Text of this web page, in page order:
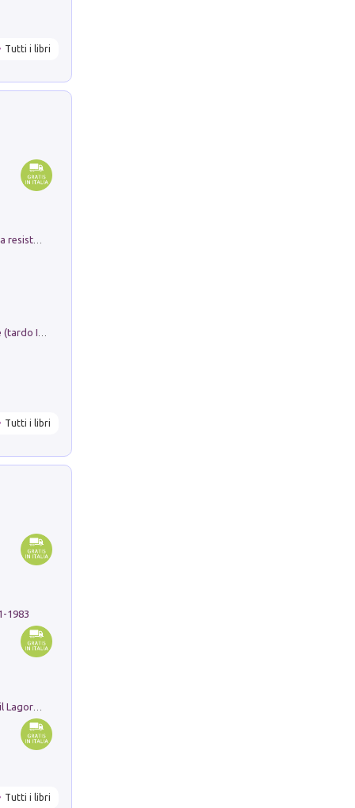
Tutti i libri
Memorial Santa Giulia. Sculture per la resistenza Monchio di Palagano
Tutti i libri
1983
Tutti i libri